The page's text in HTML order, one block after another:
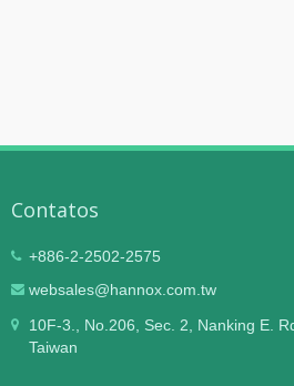
Contatos
+886-2-2502-2575
websales@hannox.com.tw
10F-3., No.206, Sec. 2, Nanking E.
Taiwan